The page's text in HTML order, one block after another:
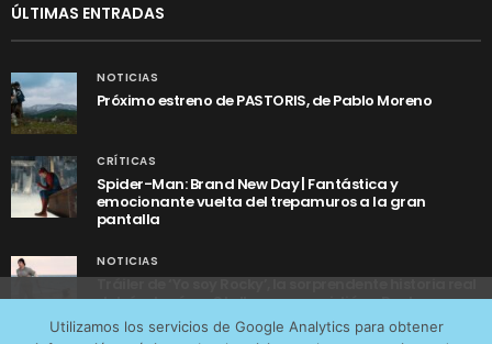
ÚLTIMAS ENTRADAS
NOTICIAS
Próximo estreno de PASTORIS, de Pablo Moreno
CRÍTICAS
Spider-Man: Brand New Day | Fantástica y
emocionante vuelta del trepamuros a la gran
pantalla
NOTICIAS
Tráiler de ‘Yo soy Rocky’, la sorprendente historia real
detrás de cómo Stallone se convirtió en Rocky
Utilizamos los servicios de Google Analytics para obtener
tráfico web que recibimos y conocer los servicios que